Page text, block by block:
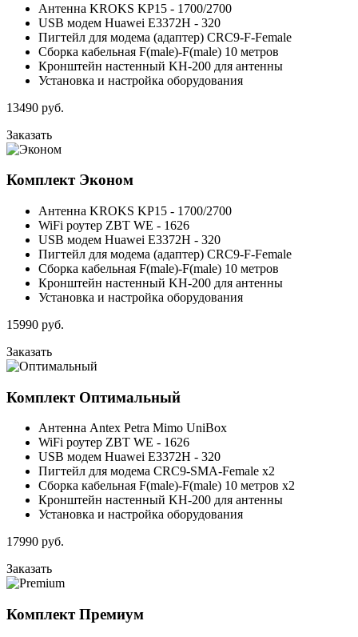
Антенна KROKS KP15 - 1700/2700
USB модем Huawei E3372H - 320
Пигтейл для модема (адаптер) CRC9-F-Female
Сборка кабельная F(male)-F(male) 10 метров
Кронштейн настенный KH-200 для антенны
Установка и настройка оборудования
13490 руб.
Заказать
Комплект Эконом
Антенна KROKS KP15 - 1700/2700
WiFi роутер ZBT WE - 1626
USB модем Huawei E3372H - 320
Пигтейл для модема (адаптер) CRC9-F-Female
Сборка кабельная F(male)-F(male) 10 метров
Кронштейн настенный KH-200 для антенны
Установка и настройка оборудования
15990 руб.
Заказать
Комплект Оптимальный
Антенна Antex Petra Mimo UniBox
WiFi роутер ZBT WE - 1626
USB модем Huawei E3372H - 320
Пигтейл для модема CRC9-SMA-Female x2
Сборка кабельная F(male)-F(male) 10 метров x2
Кронштейн настенный KH-200 для антенны
Установка и настройка оборудования
17990 руб.
Заказать
КомплектПремиум